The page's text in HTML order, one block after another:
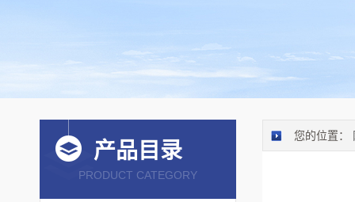
产品目录
PRODUCT CATEGORY
您的位置：